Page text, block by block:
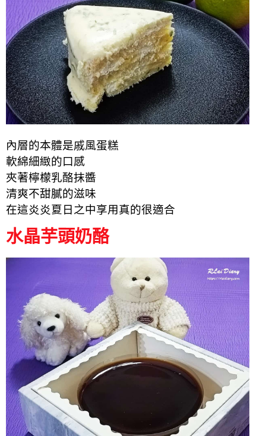
內層的本體是戚風蛋糕
軟綿細緻的口感
夾著檸檬乳酪抹醬
清爽不甜膩的滋味
在這炎炎夏日之中享用真的很適合
水晶芋頭奶酪